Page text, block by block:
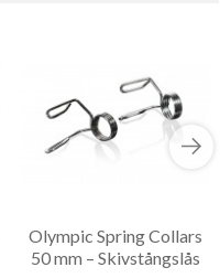
Olympic Spring Collars
50 mm – Skivstångslås